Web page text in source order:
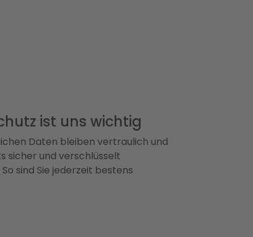
ist uns wichtig
Daten bleiben vertraulich und
sicher und verschlüsselt
sind Sie jederzeit bestens